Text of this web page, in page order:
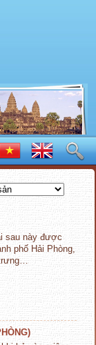
sau này được
phố Hải Phòng,